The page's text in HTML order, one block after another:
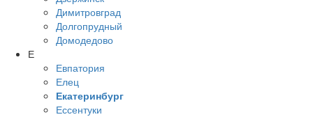
Димитровград
Долгопрудный
Домодедово
Е
Евпатория
Елец
Екатеринбург
Ессентуки